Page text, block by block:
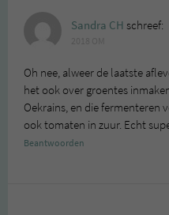
Sandra CH schreef:
Oh nee, alweer de laatste
het ook over groentes
Oekrains, en die fermenteren
ook tomaten in zuur. Echt
Beantwoorden